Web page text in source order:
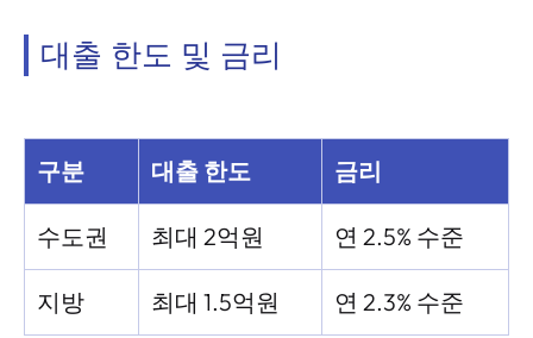
대출 한도 및 금리
구분 대출 한도 금리
수도권 최대 2억원 연 2.5% 수준
지방 최대 1.5억원 연 2.3% 수준